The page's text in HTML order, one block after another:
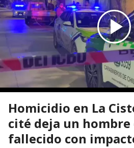
Homicidio en La
cité deja un hombre
fallecido con